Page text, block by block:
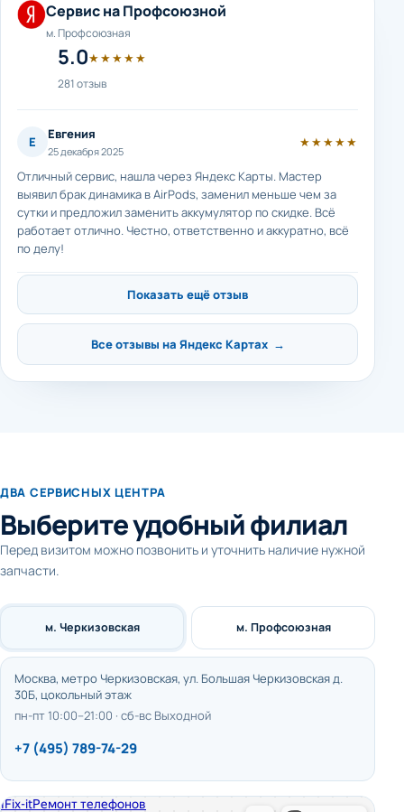
Сервис на Профсоюзной
м. Профсоюзная
5.0★★★★★
281 отзыв
Е Евгения
25 декабря 2025
★★★★★
Отличный сервис, нашла через Яндекс Карты. Мастер
выявил брак динамика в AirPods, заменил меньше чем за
сутки и предложил заменить аккумулятор по скидке. Всё
работает отлично. Честно, ответственно и аккуратно, всё
по делу!
Показать ещё отзыв
Все отзывы на Яндекс Картах →
ДВА СЕРВИСНЫХ ЦЕНТРА
Выберите удобный филиал
Перед визитом можно позвонить и уточнить наличие нужной
запчасти.
м. Черкизовская
Москва, метро Черкизовская, ул. Большая Черкизовская д.
30Б, цокольный этаж
пн-пт 10:00–21:00 · сб-вс Выходной
+7 (495) 789-74-29
м. Профсоюзная